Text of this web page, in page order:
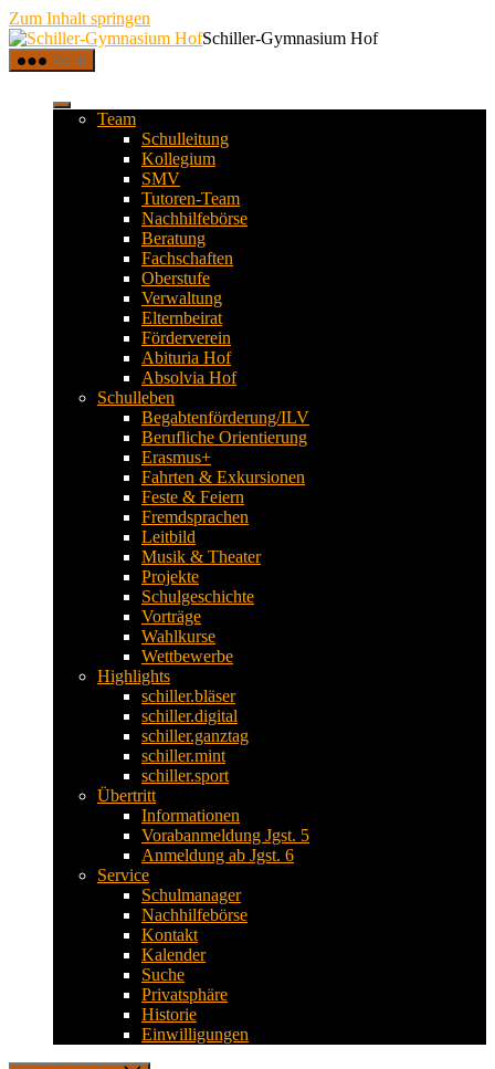
Zum Inhalt springen
Schiller-Gymnasium Hof
Menü
Team
Schulleitung
Kollegium
SMV
Tutoren-Team
Nachhilfebörse
Beratung
Fachschaften
Oberstufe
Verwaltung
Elternbeirat
Förderverein
Abituria Hof
Absolvia Hof
Schulleben
Begabtenförderung/ILV
Berufliche Orientierung
Erasmus+
Fahrten & Exkursionen
Feste & Feiern
Fremdsprachen
Leitbild
Musik & Theater
Projekte
Schulgeschichte
Vorträge
Wahlkurse
Wettbewerbe
Highlights
schiller.bläser
schiller.digital
schiller.ganztag
schiller.mint
schiller.sport
Übertritt
Informationen
Vorabanmeldung Jgst. 5
Anmeldung ab Jgst. 6
Service
Schulmanager
Nachhilfebörse
Kontakt
Kalender
Suche
Privatsphäre
Historie
Einwilligungen